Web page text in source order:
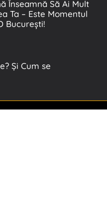
Înseamnă Să Ai Mult
Ta – Este Momentul
București!
Și Cum se